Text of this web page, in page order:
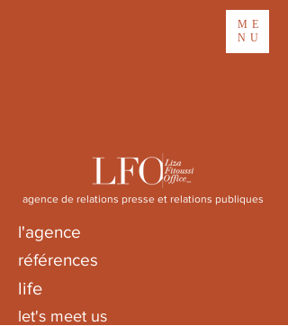
ME
NU
l'agence
références
life
let's meet us
agence de relations presse et relations publiques